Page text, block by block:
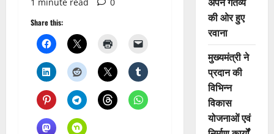
Share this:
की ओर हुए
रवाना
मुख्यमंत्री ने
प्रदान की
विभिन्न
विकास
योजनाओं एवं